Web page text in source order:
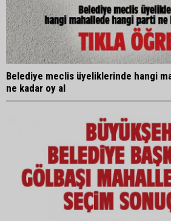
Belediye meclis üyeliklerinde hangi
ne kadar oy al